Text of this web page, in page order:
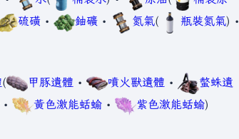
硫磺 • 鈾礦 • 氮氣( 瓶裝氮氣) •
( 甲豚遺體 • 噴火獸遺體 •
螫蛛遺
• 黃色激能蛞蝓 • 紫色激能蛞蝓)